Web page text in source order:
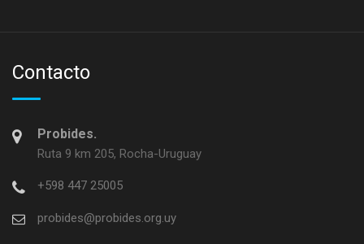
Contacto
Probides.
Ruta 9 km 205, Rocha-Uruguay
+598 447 25005
probides@probides.org.uy